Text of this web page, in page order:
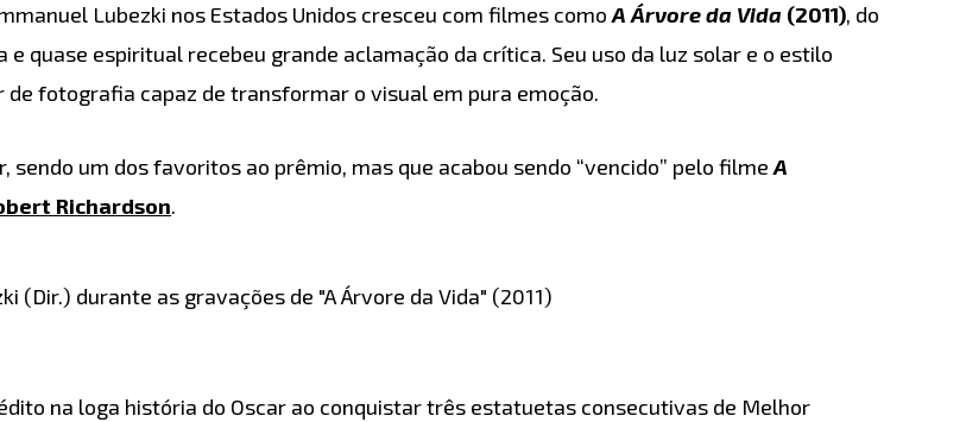
Lubezki nos Estados Unidos cresceu com filmes como A Árvore da Vida (2011), do
quase espiritual recebeu grande aclamação da crítica. Seu uso da luz solar e o estilo
fotografia capaz de transformar o visual em pura emoção.
sendo um dos favoritos ao prêmio, mas que acabou sendo “vencido” pelo filme A
Richardson.
(Dir.) durante as gravações de "A Árvore da Vida" (2011)
na loga história do Oscar ao conquistar três estatuetas consecutivas de Melhor